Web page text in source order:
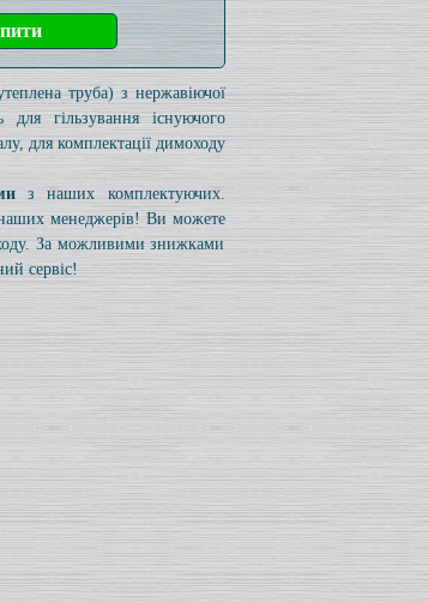
труба) з нержавіючої
гільзування існуючого
для комплектації димоходу
з наших комплектуючих.
наших менеджерів! Ви можете
За можливими знижками
сервіс!